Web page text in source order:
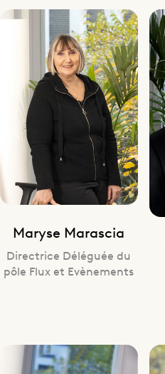
Maryse Marascia
Directrice Déléguée du
pôle Flux et Evènements